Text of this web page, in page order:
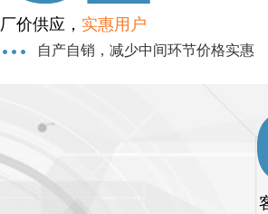
厂价供应， 实惠用户
自产自销，减少中间环节价格实惠